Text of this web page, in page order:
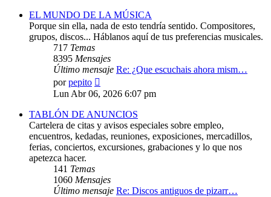
EL MUNDO DE LA MÚSICA
Porque sin ella, nada de esto tendría sentido. Compositores,
grupos, discos... Háblanos aquí de tus preferencias musicales.
717 Temas
8395 Mensajes
Último mensaje Re: ¿Que escuchais ahora mism…
porpepito
último
Lun Abr 06, 2026 6:07 pm
TABLÓN DE ANUNCIOS
Cartelera de citas y avisos especiales sobre empleo,
encuentros, kedadas, reuniones, exposiciones, mercadillos,
ferias, conciertos, excursiones, grabaciones y lo que nos
apetezca hacer.
141 Temas
1060 Mensajes
Último mensaje Re: Discos antiguos de pizarr…